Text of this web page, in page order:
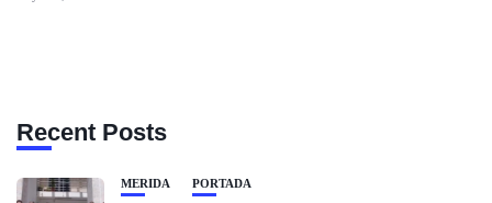
Recent Posts
MÉRIDA PORTADA